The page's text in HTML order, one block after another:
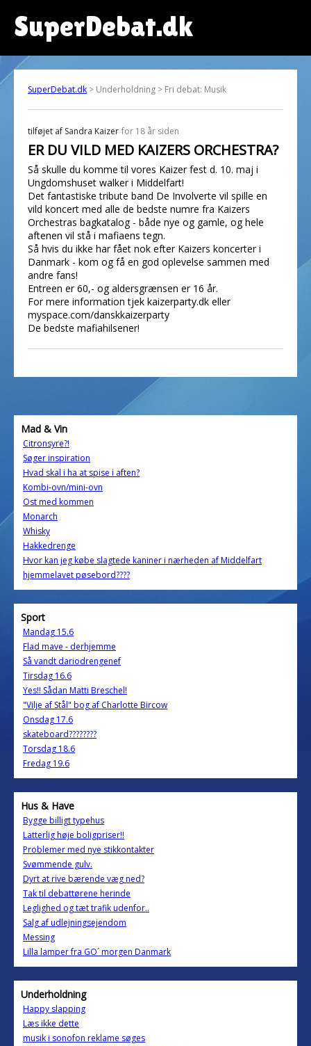
SuperDebat.dk
SuperDebat.dk > Underholdning > Fri debat: Musik
tilføjet af Sandra Kaizer for 18 år siden
ER DU VILD MED KAIZERS ORCHESTRA?
Så skulle du komme til vores Kaizer fest d. 10. maj i
Ungdomshuset walker i Middelfart!
Det fantastiske tribute band De Involverte vil spille en
vild koncert med alle de bedste numre fra Kaizers
Orchestras bagkatalog - både nye og gamle, og hele
aftenen vil stå i mafiaens tegn.
Så hvis du ikke har fået nok efter Kaizers koncerter i
Danmark - kom og få en god oplevelse sammen med
andre fans!
Entreen er 60,- og aldersgrænsen er 16 år.
For mere information tjek kaizerparty.dk eller
myspace.com/danskkaizerparty
De bedste mafiahilsener!
Mad & Vin
Citronsyre?!
Søger inspiration
Hvad skal i ha at spise i aften?
Kombi-ovn/mini-ovn
Ost med kommen
Monarch
Whisky
Hakkedrenge
Hvor kan jeg købe slagtede kaniner i nærheden af Middelfart
hjemmelavet pøsebord????
Sport
Mandag 15.6
Flad mave - derhjemme
Så vandt dariodrengenef
Tirsdag 16.6
Yes!! Sådan Matti Breschel!
"Vilje af Stål" bog af Charlotte Bircow
Onsdag 17.6
skateboard????????
Torsdag 18.6
Fredag 19.6
Hus & Have
Bygge billigt typehus
Latterlig høje boligpriser!!
Problemer med nye stikkontakter
Svømmende gulv.
Dyrt at rive bærende væg ned?
Tak til debattørene herinde
Leglighed og tæt trafik udenfor..
Salg af udlejningsejendom
Messing
Lilla lamper fra GO´ morgen Danmark
Underholdning
Happy slapping
Læs ikke dette
musik i sonofon reklame søges